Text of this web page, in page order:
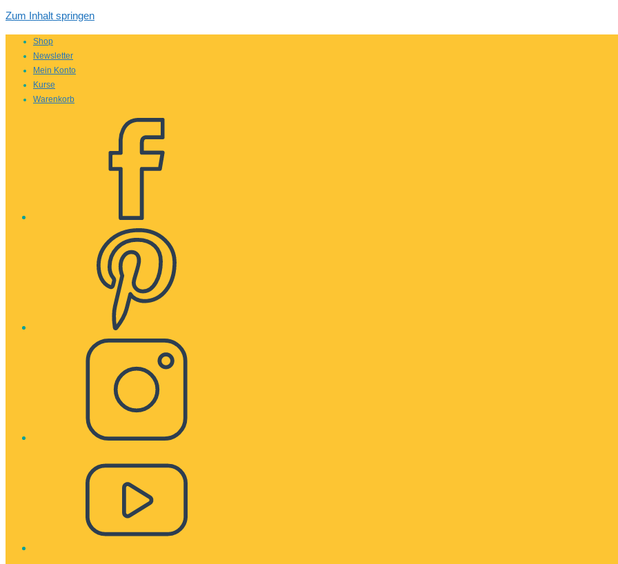
Zum Inhalt springen
Shop
Newsletter
Mein Konto
Kurse
Warenkorb